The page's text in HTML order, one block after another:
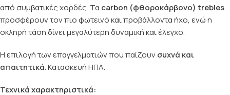
από συμβατικές χορδές. Τα carbon (φθοροκάρβονο) trebles
προσφέρουν τον πιο φωτεινό και προβάλλοντα ήχο, ενώ η
σκληρή τάση δίνει μεγαλύτερη δυναμική και έλεγχο.
Η επιλογή των επαγγελματιών που παίζουνσυχνά και
απαιτητικά. Κατασκευή ΗΠΑ.
Τεχνικά χαρακτηριστικά: